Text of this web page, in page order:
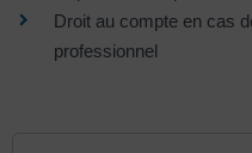
Droit au compte en cas
professionnel